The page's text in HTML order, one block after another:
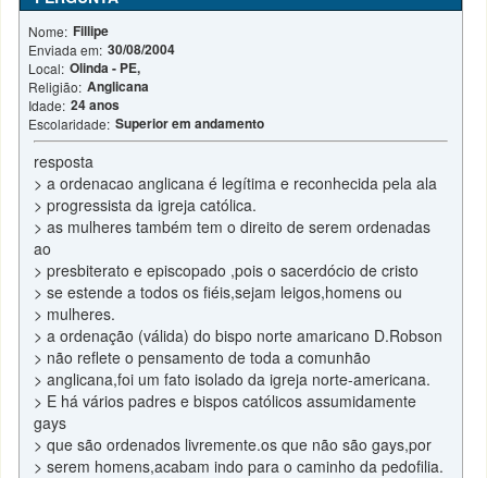
Nome: Fillipe
Enviada em: 30/08/2004
Local: Olinda - PE,
Religião: Anglicana
Idade: 24 anos
Escolaridade: Superior em andamento
resposta
> a ordenacao anglicana é legítima e reconhecida pela ala
> progressista da igreja católica.
> as mulheres também tem o direito de serem ordenadas
ao
> presbiterato e episcopado ,pois o sacerdócio de cristo
> se estende a todos os fiéis,sejam leigos,homens ou
> mulheres.
> a ordenação (válida) do bispo norte amaricano D.Robson
> não reflete o pensamento de toda a comunhão
> anglicana,foi um fato isolado da igreja norte-americana.
> E há vários padres e bispos católicos assumidamente
gays
> que são ordenados livremente.os que não são gays,por
> serem homens,acabam indo para o caminho da pedofilia.